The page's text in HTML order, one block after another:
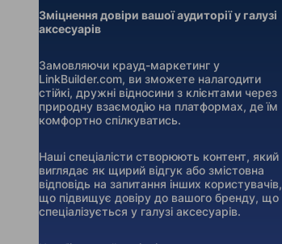
Зміцнення довіри вашої аудиторії у галузі
аксесуарів
Замовляючи крауд-маркетинг у
LinkBuilder.com, ви зможете налагодити
стійкі, дружні відносини з клієнтами через
природну взаємодію на платформах, де їм
комфортно спілкуватись.
Наші спеціалісти створюють контент, який
виглядає як щирий відгук або змістовна
відповідь на запитання інших користувачів,
що підвищує довіру до вашого бренду, що
спеціалізується у галузі аксесуарів.